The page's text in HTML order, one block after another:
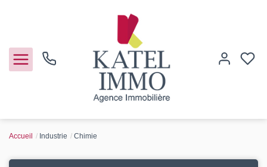
Accueil Industrie Chimie